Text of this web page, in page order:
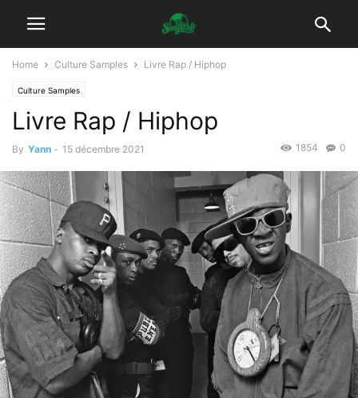
Home Culture Samples Livre Rap / Hiphop
Culture Samples
Livre Rap / Hiphop
By Yann - 15 décembre 2021 0
1854